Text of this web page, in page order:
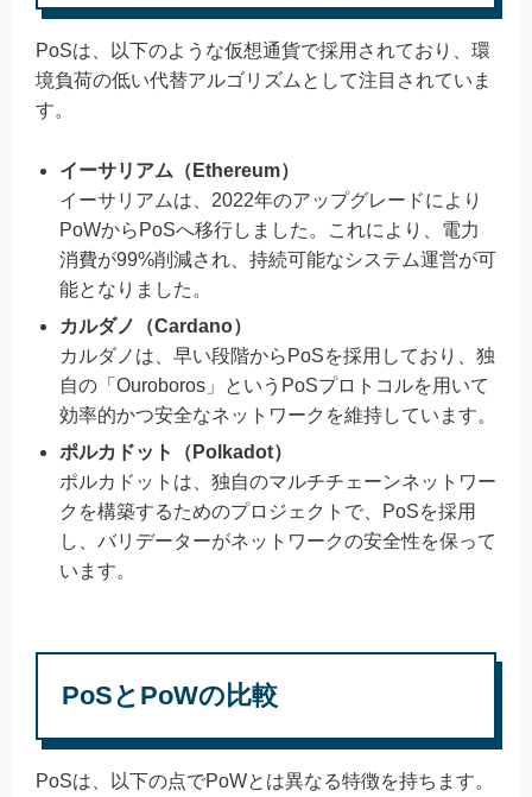
PoSは、以下のような仮想通貨で採用されており、環
境負荷の低い代替アルゴリズムとして注目されていま
す。
イーサリアム（Ethereum）
イーサリアムは、2022年のアップグレードにより
PoWからPoSへ移行しました。これにより、電力
消費が99%削減され、持続可能なシステム運営が可
能となりました。
カルダノ（Cardano）
カルダノは、早い段階からPoSを採用しており、独
自の「Ouroboros」というPoSプロトコルを用いて
効率的かつ安全なネットワークを維持しています。
ポルカドット（Polkadot）
ポルカドットは、独自のマルチチェーンネットワー
クを構築するためのプロジェクトで、PoSを採用
し、バリデーターがネットワークの安全性を保って
います。
PoSとPoWの比較
PoSは、以下の点でPoWとは異なる特徴を持ちます。